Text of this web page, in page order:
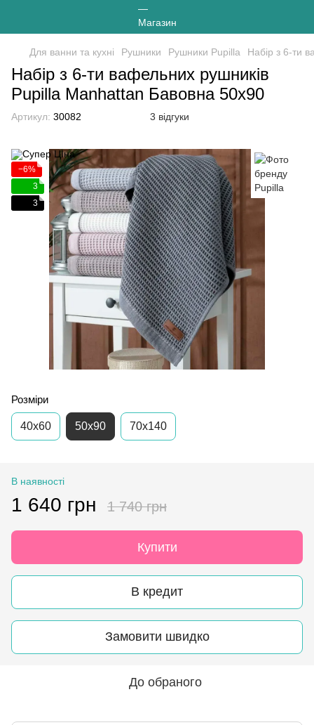
Для ванни та кухні Рушники Рушники Pupilla Набір з 6-ти
Набір з 6-ти вафельних рушників
Pupilla Manhattan Бавовна 50х90
Артикул: 30082 3 відгуки
−6%
3
3
Розміри
40х60 50х90 70х140
В наявності
1 640 грн 1 740 грн
Купити
В кредит
Замовити швидко
До обраного